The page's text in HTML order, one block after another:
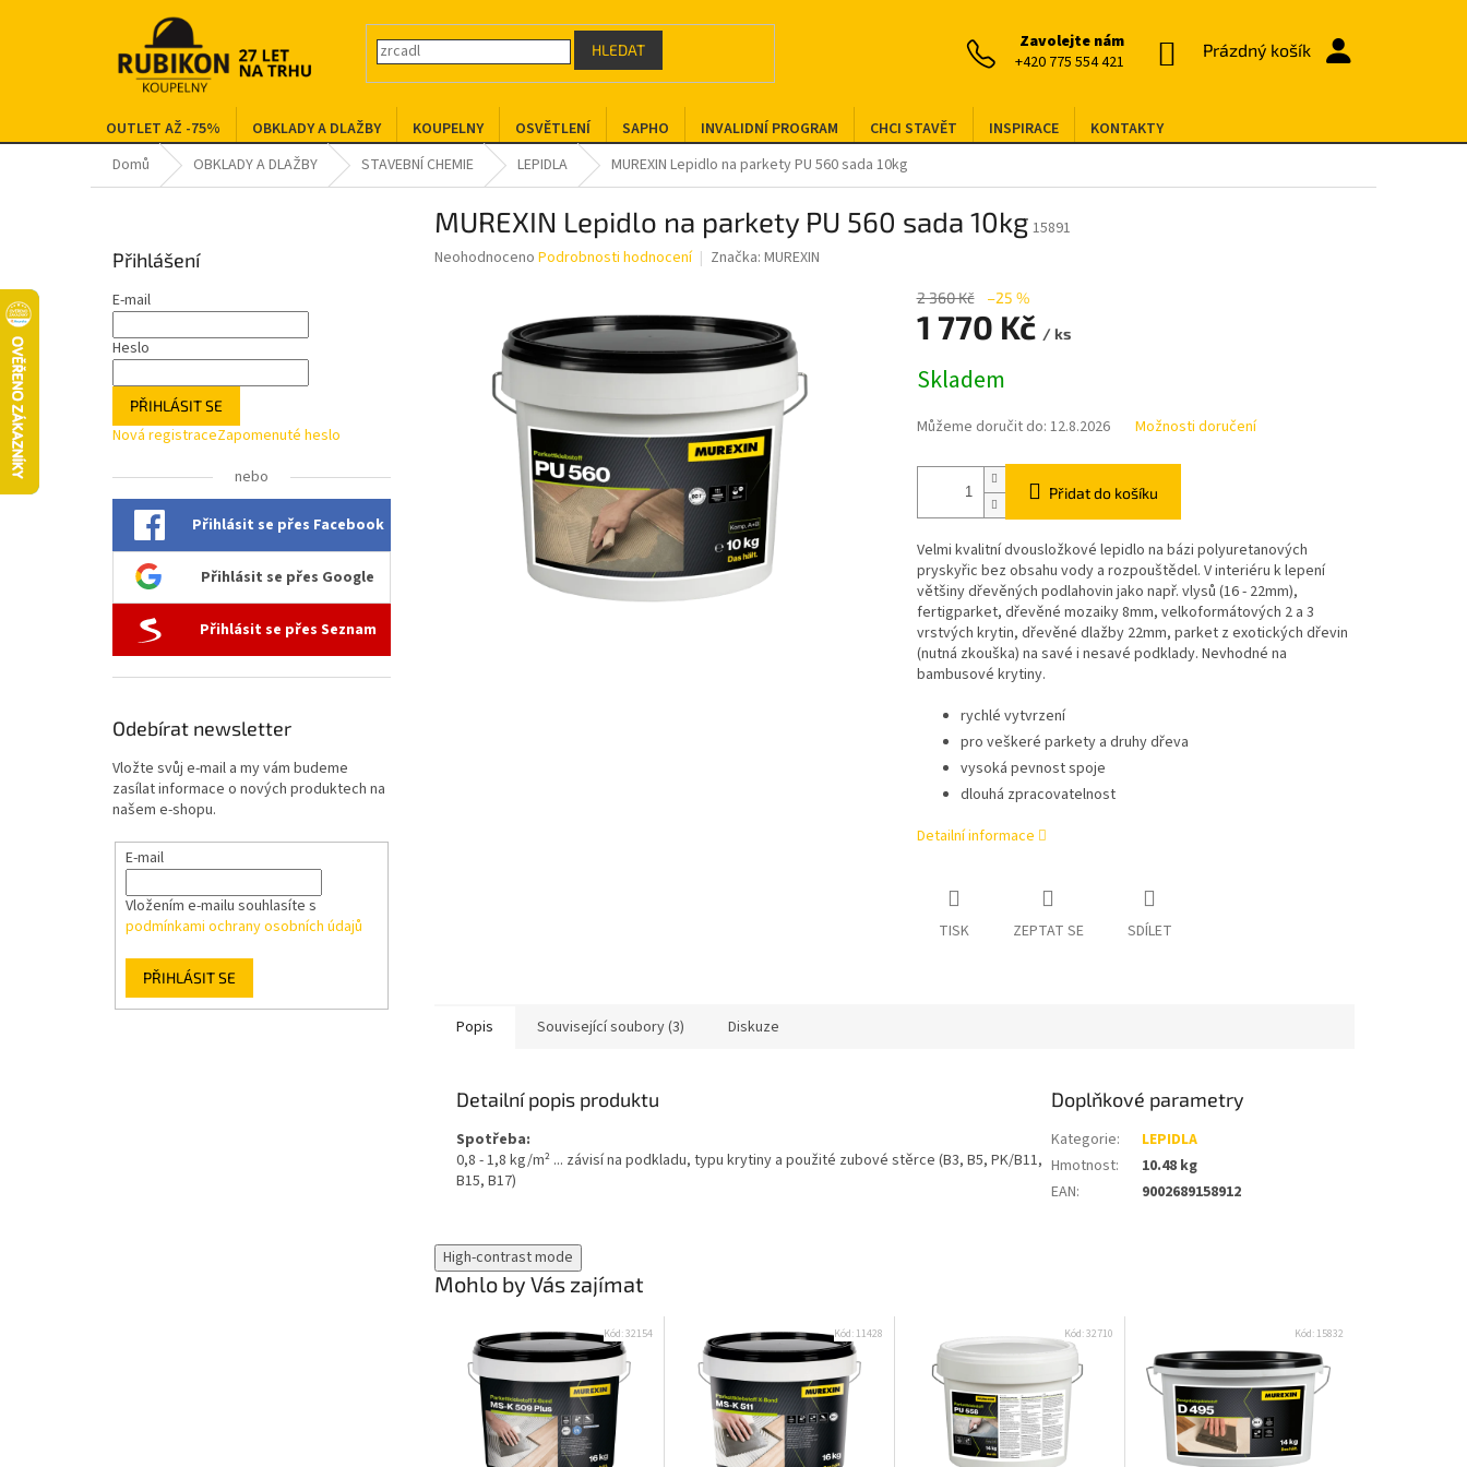
HLEDAT
Zavolejte nám
+420 775 554 421
NÁKUPNÍ
Prázdný košík
OUTLET AŽ -75% OBKLADY A DLAŽBY KOUPELNY OSVĚTLENÍ SAPHO INVALIDNÍ PROGRAM CHCI STAVĚT INSPIRACE
KONTAKTY
Domů
OBKLADY A DLAŽBY STAVEBNÍ CHEMIE LEPIDLA MUREXIN Lepidlo na parkety PU 560 sada 10kg
Přihlášení
E-mail
Heslo
PŘIHLÁSIT SE
Nová registraceZapomenuté heslo
nebo
Přihlásit se přes Facebook
Přihlásit se přes Google
Přihlásit se přes Seznam
Odebírat newsletter
Vložte svůj e-mail a my vám budeme
zasílat informace o nových produktech na
našem e-shopu.
E-mail
Vložením e-mailu souhlasíte s
podmínkami ochrany osobních údajů
PŘIHLÁSIT SE
MUREXIN Lepidlo na parkety PU 560 sada 10kg 15891
Průměrné
hvězdiček.
Neohodnoceno Podrobnosti hodnocení Značka: MUREXIN
2 360 Kč –25 %
1 770 Kč / ks
cena:
Skladem
Můžeme doručit do: 12.8.2026 Možnosti doručení
Přidat do košíku
Velmi kvalitní dvousložkové lepidlo na bázi polyuretanových
pryskyřic bez obsahu vody a rozpouštědel. V interiéru k lepení
většiny dřevěných podlahovin jako např. vlysů (16 - 22mm),
fertigparket, dřevěné mozaiky 8mm, velkoformátových 2 a 3
vrstvých krytin, dřevěné dlažby 22mm, parket z exotických dřevin
(nutná zkouška) na savé i nesavé podklady. Nevhodné na
bambusové krytiny.
rychlé vytvrzení
pro veškeré parkety a druhy dřeva
vysoká pevnost spoje
dlouhá zpracovatelnost
Detailní informace
TISK ZEPTAT SE SDÍLET
High-contrast mode
Mohlo by Vás zajímat
Kód:32154 Kód: 11428 Kód:32710 Kód: 15832
Popis Související soubory (3) Diskuze
Detailní popis produktu
Spotřeba:
0,8 - 1,8 kg/m² ... závisí na podkladu, typu krytiny a použité zubové stěrce (B3, B5, PK/B11,
B15, B17)
Doplňkové parametry
Kategorie:
LEPIDLA
Hmotnost:
10.48 kg
EAN: 9002689158912